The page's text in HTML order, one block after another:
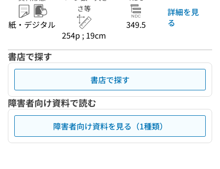
紙・デジタル
さ等
254p ; 19cm
349.5
詳細を見
る
書店で探す
書店で探す
障害者向け資料で読む
障害者向け資料を見る（1種類）